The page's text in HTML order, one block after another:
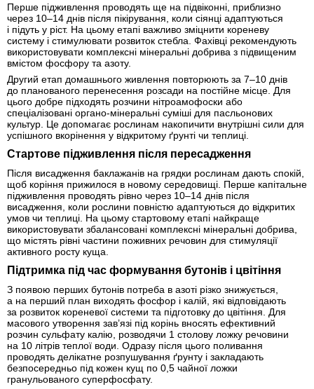
Перше підживлення проводять ще на підвіконні, приблизно
через 10–14 днів після пікірування, коли сіянці адаптуються
і підуть у ріст. На цьому етапі важливо зміцнити кореневу
систему і стимулювати розвиток стебла. Фахівці рекомендують
використовувати комплексні мінеральні добрива з підвищеним
вмістом фосфору та азоту.
Другий етап домашнього живлення повторюють за 7–10 днів
до планованого перенесення розсади на постійне місце. Для
цього добре підходять розчини нітроамофоски або
спеціалізовані органо-мінеральні суміші для пасльонових
культур. Це допомагає рослинам накопичити внутрішні сили для
успішного вкорінення у відкритому ґрунті чи теплиці.
Стартове підживлення після пересадження
Після висадження баклажанів на грядки рослинам дають спокій,
щоб коріння прижилося в новому середовищі. Перше капітальне
підживлення проводять рівно через 10–14 днів після
висадження, коли рослини повністю адаптуються до відкритих
умов чи теплиці. На цьому стартовому етапі найкраще
використовувати збалансовані комплексні мінеральні добрива,
що містять рівні частини поживних речовин для стимуляції
активного росту куща.
Підтримка під час формування бутонів і цвітіння
З появою перших бутонів потреба в азоті різко знижується,
а на перший план виходять фосфор і калій, які відповідають
за розвиток кореневої системи та підготовку до цвітіння. Для
масового утворення зав’язі під корінь вносять ефективний
розчин сульфату калію, розводячи 1 столову ложку речовини
на 10 літрів теплої води. Одразу після цього поливання
проводять делікатне розпушування ґрунту і закладають
безпосередньо під кожен кущ по 0,5 чайної ложки
гранульованого суперфосфату.